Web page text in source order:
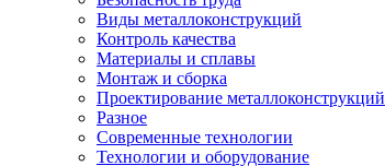
Виды металлоконструкций
Контроль качества
Материалы и сплавы
Монтаж и сборка
Проектирование металлоконструкций
Разное
Современные технологии
Технологии и оборудование